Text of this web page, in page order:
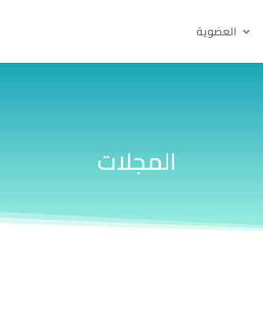
العضوية
المجلات